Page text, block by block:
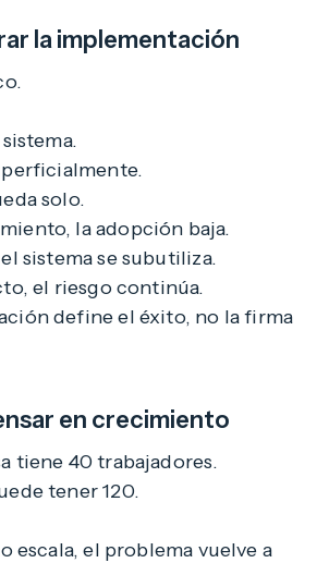
la implementación
solo.
la adopción baja.
sistema se subutiliza.
el riesgo continúa.
define el éxito, no la firma
en crecimiento
tiene 40 trabajadores.
tener 120.
escala, el problema vuelve a